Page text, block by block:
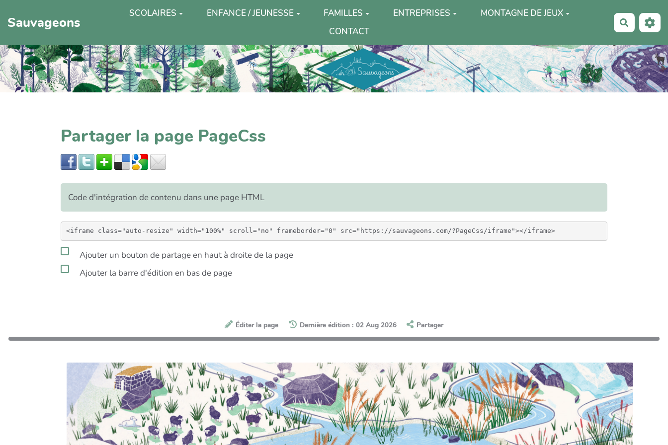
Sauvageons
SCOLAIRES ENFANCE / JEUNESSE FAMILLES ENTREPRISES
MONTAGNE DE JEUX
CONTACT
Partager la page PageCss
Code d'intégration de contenu dans une page HTML
<iframe class="auto-resize" width="100%" scroll="no" frameborder="0" src="https://sauvageons.com/?PageCss/iframe"></iframe>
Ajouter un bouton de partage en haut à droite de la page
Ajouter la barre d'édition en bas de page
Éditer la page Dernière édition : 02 Aug 2026 Partager